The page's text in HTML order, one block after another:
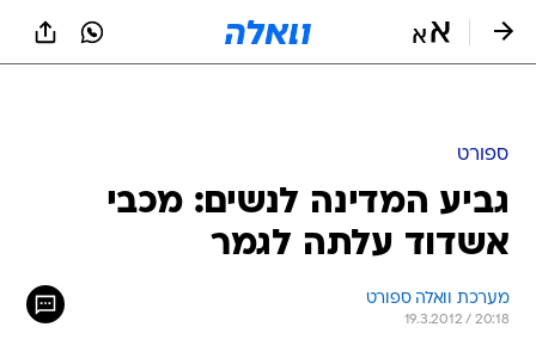
ספורט
גביע המדינה לנשים: מכבי
אשדוד עלתה לגמר
מערכת וואלה ספורט
19.3.2012 / 20:18